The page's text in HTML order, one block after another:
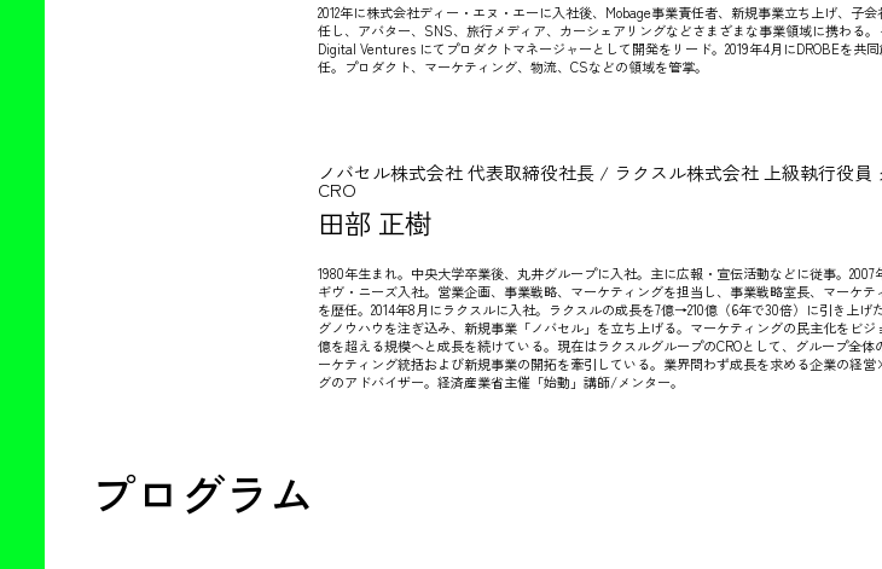
2012年に株式会社ディー・エヌ・エーに入社後、Mobage事業責任者、新規事業立ち上げ、子会
任し、アバター、SNS、旅行メディア、カーシェアリングなどさまざまな事業領域に携わる。
Digital Ventures にてプロダクトマネージャーとして開発をリード。2019年4月にDROBEを共同
任。プロダクト、マーケティング、物流、CSなどの領域を管掌。
ノバセル株式会社 代表取締役社長 / ラクスル株式会社 上級執行役員
CRO
田部 正樹
1980年生まれ。中央大学卒業後、丸井グループに入社。主に広報・宣伝活動などに従事。2007
ギヴ・ニーズ入社。営業企画、事業戦略、マーケティングを担当し、事業戦略室長、マーケテ
を歴任。2014年8月にラクスルに入社。ラクスルの成長を7億→210億（6年で30倍）に引き上げ
グノウハウを注ぎ込み、新規事業「ノバセル」を立ち上げる。マーケティングの民主化をビジ
億を超える規模へと成長を続けている。現在はラクスルグループのCROとして、グループ全体
ーケティング統括および新規事業の開拓を牽引している。業界問わず成長を求める企業の経
グのアドバイザー。経済産業省主催「始動」講師/メンター。
プログラム